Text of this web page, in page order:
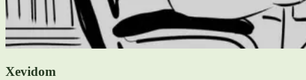
Xevidom